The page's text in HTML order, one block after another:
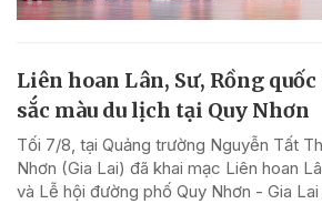
Liên hoan Lân, Sư, Rồng
sắc màu du lịch tại Quy Nhơn
Tối 7/8, tại Quảng trường Nguyễn Tất
Nhơn (Gia Lai) đã khai mạc Liên hoan
và Lễ hội đường phố Quy Nhơn - Gia Lai